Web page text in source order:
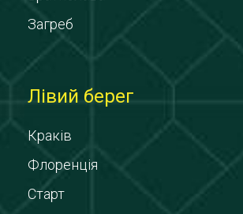
Загреб
Лівий берег
Краків
Флоренція
Старт